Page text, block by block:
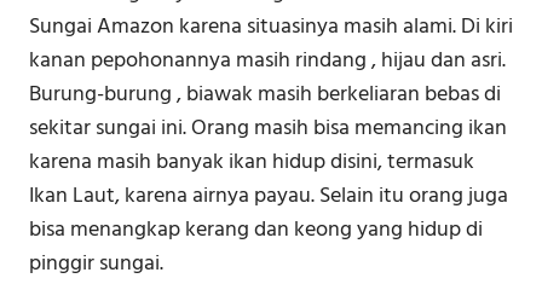
Sungai Amazon karena situasinya masih alami. Di kiri
kanan pepohonannya masih rindang , hijau dan asri.
Burung-burung , biawak masih berkeliaran bebas di
sekitar sungai ini. Orang masih bisa memancing ikan
karena masih banyak ikan hidup disini, termasuk
Ikan Laut, karena airnya payau. Selain itu orang juga
bisa menangkap kerang dan keong yang hidup di
pinggir sungai.